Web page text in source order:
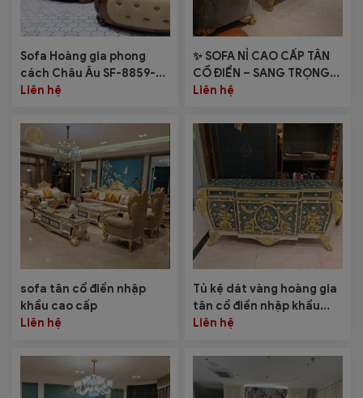
Sofa Hoàng gia phong
cách Châu Âu SF-8859-
G15
Liên hệ
✨ SOFA NỈ CAO CẤP TÂN
CỔ ĐIỂN – SANG TRỌNG
NGAY TỪ ÁNH NHÌN ĐẦU
Liên hệ
sofa tân cổ điển nhập
khẩu cao cấp
Liên hệ
Tủ kệ dát vàng hoàng gia
tân cổ điển nhập khẩu
cao cấp
Liên hệ